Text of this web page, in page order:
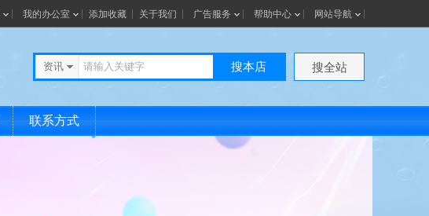
我的办公室 添加收藏 关于我们 广告服务 帮助中心 网站导航
资讯 搜本店 搜全站
联系方式